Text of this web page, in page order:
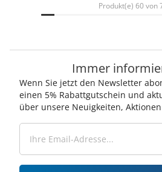
Produkt(e) 60 von
Immer
Wenn Sie jetzt den Newsletter
einen 5% Rabattgutschein und
über unsere Neuigkeiten,